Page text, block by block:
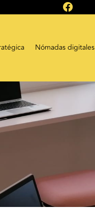
Nómadas digitales